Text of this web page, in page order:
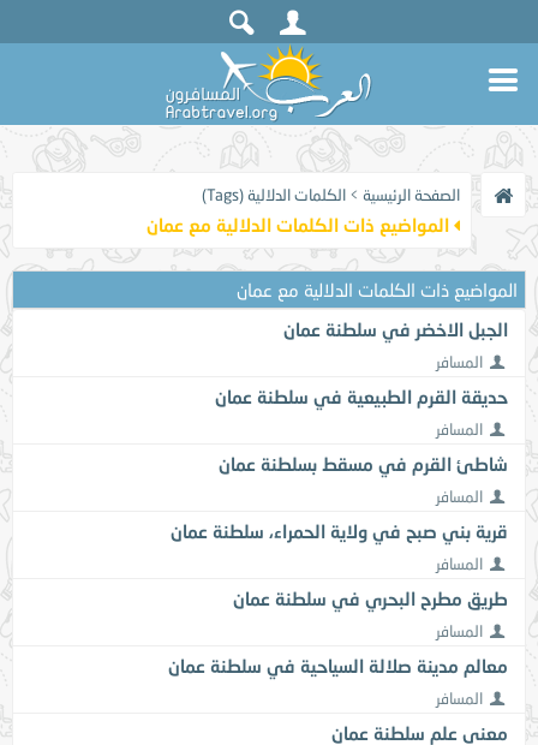
الصفحة الرئيسية > الكلمات الدلالية (Tags)
المواضيع ذات الكلمات الدلالية مع عمان
المواضيع ذات الكلمات الدلالية مع عمان
الجبل الاخضر في سلطنة عمان
المسافر
حديقة القرم الطبيعية في سلطنة عمان
المسافر
شاطئ القرم في مسقط بسلطنة عمان
المسافر
قرية بني صبح في ولاية الحمراء، سلطنة عمان
المسافر
طريق مطرح البحري في سلطنة عمان
المسافر
معالم مدينة صلالة السياحية في سلطنة عمان
المسافر
معنى علم سلطنة عمان